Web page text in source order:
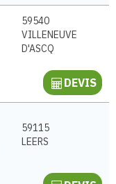
59540
VILLENEUVE
D'ASCQ
DEVIS
59115
LEERS